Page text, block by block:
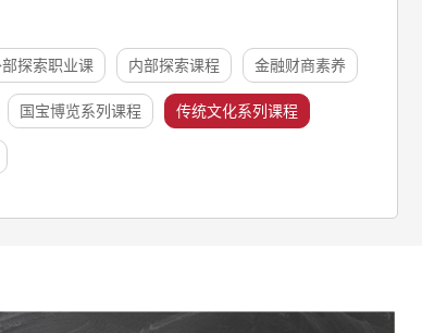
探索职业课 内部探索课程 金融财商素养
国宝博览系列课程 传统文化系列课程